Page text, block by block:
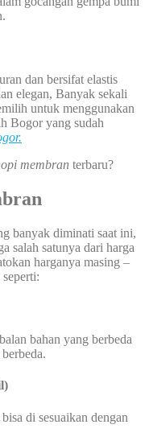
dan bersifat elastis
elegan, Banyak sekali
untuk menggunakan
Bogor yang sudah
membran terbaru?
banyak diminati saat ini,
salah satunya dari harga
harganya masing –
bahan yang berbeda
di sesuaikan dengan